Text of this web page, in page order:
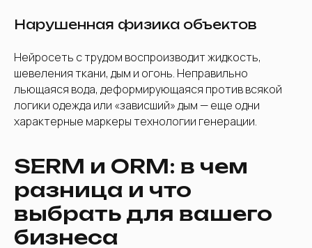
Нарушенная физика объектов
Нейросеть с трудом воспроизводит жидкость,
шевеления ткани, дым и огонь. Неправильно
льющаяся вода, деформирующаяся против всякой
логики одежда или «зависший» дым — еще одни
характерные маркеры технологии генерации.
SERM и ORM: в чем
разница и что
выбрать для вашего
бизнеса